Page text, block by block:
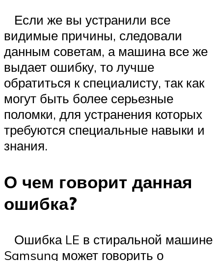
Если же вы устранили все
видимые причины, следовали
данным советам, а машина все же
выдает ошибку, то лучше
обратиться к специалисту, так как
могут быть более серьезные
поломки, для устранения которых
требуются специальные навыки и
знания.
О чем говорит данная
ошибка?
Ошибка LE в стиральной машине
Samsung может говорить о